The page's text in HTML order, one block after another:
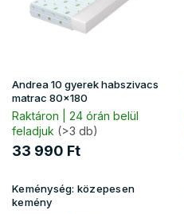
i
s
t
á
j
Andrea 10 gyerek habszivacs
matrac 80x180
Raktáron | 24 órán belül
feladjuk (>3 db)
33 990 Ft
Keménység: közepesen
kemény